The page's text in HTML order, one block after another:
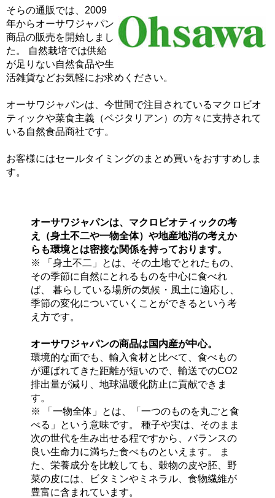
そらの通販では、2009
年からオーサワジャパン
商品の販売を開始しまし
た。 自然栽培では供給
が足りない自然食品や生
活雑貨などお気軽にお求めください。
オーサワジャパンは、今世間で注目されているマクロビオ
ティックや菜食主義（ベジタリアン）の方々に支持されて
いる自然食品商社です。
お客様にはセールタイミングのまとめ買いをおすすめしま
す。
オーサワジャパンは、マクロビオティックの考
え（身土不二や一物全体）や地産地消の考えか
らも環境とは密接な関係を持っております。
※ 「身土不二」とは、その土地でとれたもの、
その季節に自然にとれるものを中心に食べれ
ば、 暮らしている場所の気候・風土に適応し、
季節の変化についていくことができるという考
え方です。
オーサワジャパンの商品は国内産が中心。
環境的な面でも、輸入食材と比べて、食べもの
が運ばれてきた距離が短いので、輸送でのCO2
排出量が減り、地球温暖化防止に貢献できま
す。
※ 「一物全体」とは、「一つのものを丸ごと食
べる」という意味です。 種子や実は、そのまま
次の世代を生み出せる程ですから、バランスの
良い生命力に満ちた食べものといえます。 ま
た、栄養成分を比較しても、穀物の皮や胚、野
菜の皮には、ビタミンやミネラル、食物繊維が
豊富に含まれています。